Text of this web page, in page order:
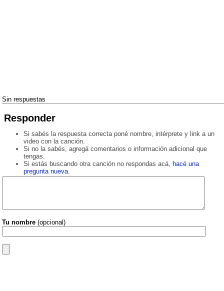
Sin respuestas
Responder
Si sabés la respuesta correcta poné nombre, intérprete y link a un
video con la canción.
Si no la sabés, agregá comentarios o información adicional que
tengas.
Si estás buscando otra canción no respondas acá, hacé una
pregunta nueva.
Tu nombre (opcional)